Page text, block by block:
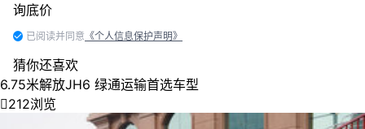
询底价
已阅读并同意 《个人信息保护声明》
猜你还喜欢
6.75米解放JH6 绿通运输首选车型
212浏览